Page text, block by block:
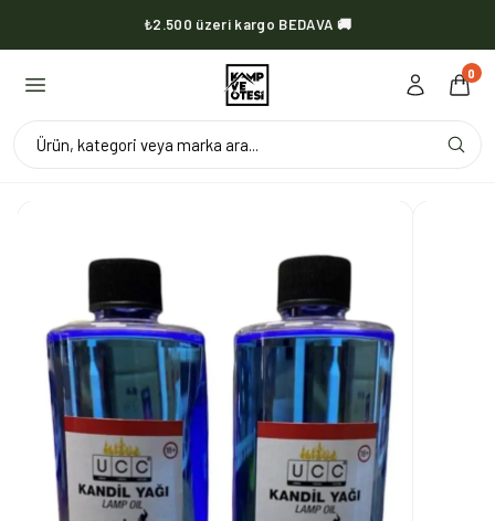
₺2.500 üzeri kargo BEDAVA 🚚
KVOX ürünlerinde kargo her zaman bedava 🔥
0
Ürün, kategori veya marka ara...